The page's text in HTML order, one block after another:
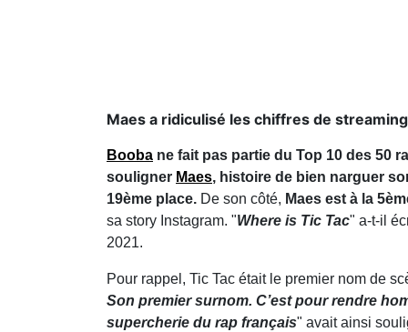
Maes a ridiculisé les chiffres de
Booba ne fait pas partie du Top 10 des 50
souligner Maes, histoire de bien narguer
19ème place. De son côté, Maes est à la
sa story Instagram. "Where is Tic Tac" a-t-il
2021.
Pour rappel, Tic Tac était le premier nom de
Son premier surnom. C’est pour rendre
supercherie du rap français" avait ainsi